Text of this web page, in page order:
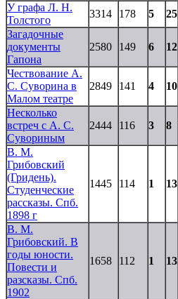
У графа Л. Н.
Толстого
3314 178 5 25
Загадочные
документы
Гапона
2580 149 6 12
Чествование А.
С. Суворина в
Малом театре
2849 141 4 10
Несколько
встреч с А. С.
Сувориным
2444 116 3 8
В. М.
Грибовский
(Гридень).
Студенческие
рассказы. Спб.
1898 г
1445 114 1 13
В. М.
Грибовский. В
годы юности.
Повести и
разсказы. Спб.
1902
1658 112 1 13